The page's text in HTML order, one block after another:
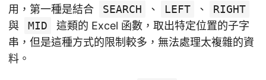
用，第一種是結合
SEARCH 、 LEFT 、
RIGHT
與
MID
這類的 Excel 函數，取出特定位置的子字
串，但是這種方式的限制較多，無法處理太複雜的資
料。